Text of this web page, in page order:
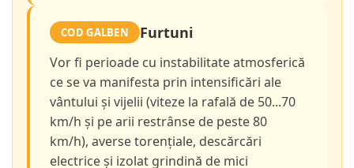
COD GALBEN Furtuni
Vor fi perioade cu instabilitate atmosferică
ce se va manifesta prin intensificări ale
vântului și vijelii (viteze la rafală de 50...70
km/h și pe arii restrânse de peste 80
km/h), averse torențiale, descărcări
electrice și izolat grindină de mici